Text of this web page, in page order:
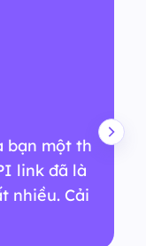
bạn một th
link đã là
nhiều. Cải